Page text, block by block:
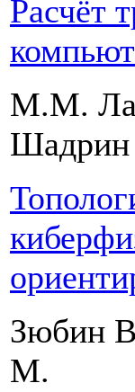
Расчёт
М.М.
Шадрин
Зюбин
М.